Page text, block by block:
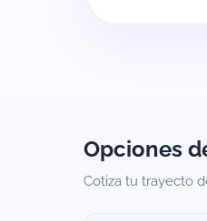
Opciones
Cotiza tu trayecto